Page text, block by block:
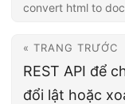
convert html to doc
« TRANG TRƯỚC
REST API để
đổi lật hoặc